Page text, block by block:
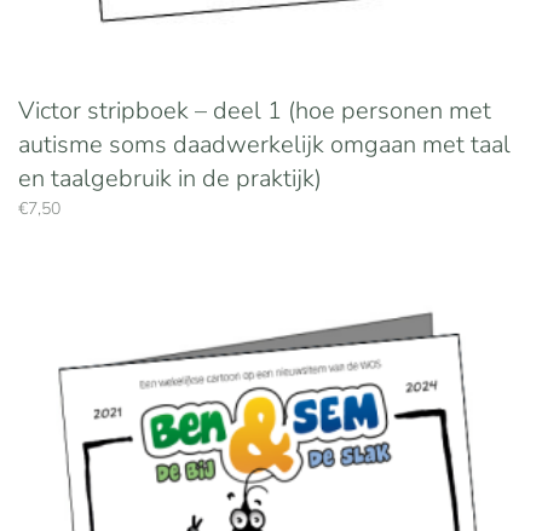
Victor stripboek – deel 1 (hoe personen met
autisme soms daadwerkelijk omgaan met taal
en taalgebruik in de praktijk)
€7,50